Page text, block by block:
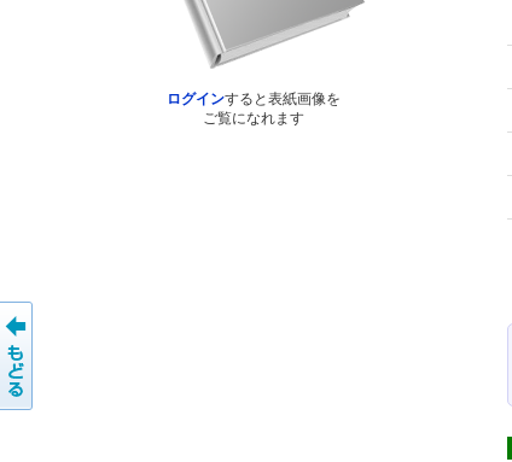
ログインすると表紙画像を
ご覧になれます